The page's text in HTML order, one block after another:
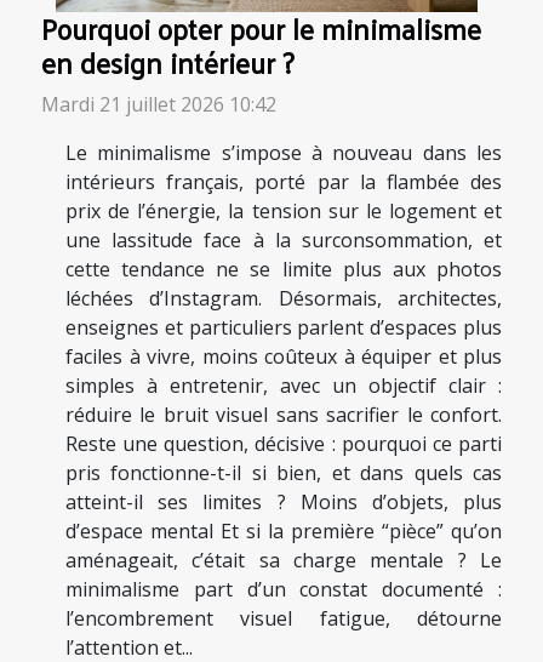
Pourquoi opter pour le minimalisme
en design intérieur ?
Mardi 21 juillet 2026 10:42
Le minimalisme s’impose à nouveau dans les
intérieurs français, porté par la flambée des
prix de l’énergie, la tension sur le logement et
une lassitude face à la surconsommation, et
cette tendance ne se limite plus aux photos
léchées d’Instagram. Désormais, architectes,
enseignes et particuliers parlent d’espaces plus
faciles à vivre, moins coûteux à équiper et plus
simples à entretenir, avec un objectif clair :
réduire le bruit visuel sans sacrifier le confort.
Reste une question, décisive : pourquoi ce parti
pris fonctionne-t-il si bien, et dans quels cas
atteint-il ses limites ? Moins d’objets, plus
d’espace mental Et si la première “pièce” qu’on
aménageait, c’était sa charge mentale ? Le
minimalisme part d’un constat documenté :
l’encombrement visuel fatigue, détourne
l’attention et...